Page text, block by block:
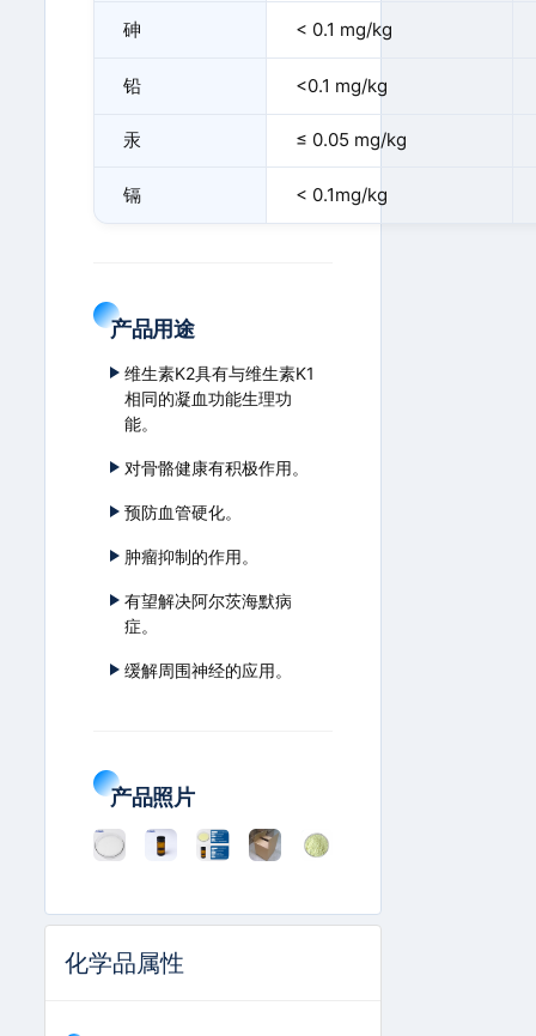
砷 < 0.1 mg/kg
铅 <0.1 mg/kg
汞 ≤ 0.05 mg/kg
镉 < 0.1mg/kg
产品用途
维生素K2具有与维生素K1
相同的凝血功能生理功
能。
对骨骼健康有积极作用。
预防血管硬化。
肿瘤抑制的作用。
有望解决阿尔茨海默病
症。
缓解周围神经的应用。
产品照片
化学品属性